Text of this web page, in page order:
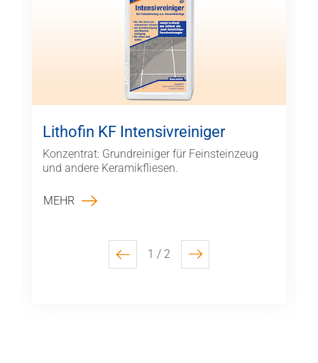
previous
1 / 2 next
Lithofin KF Intensivreiniger
Konzentrat: Grundreiniger für Feinsteinzeug
und andere Keramikfliesen.
MEHR